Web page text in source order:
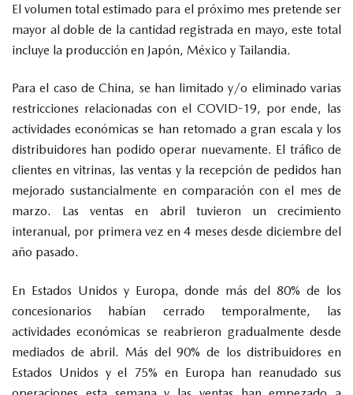
El volumen total estimado para el próximo mes pretende ser
mayor al doble de la cantidad registrada en mayo, este total
incluye la producción en Japón, México y Tailandia.
Para el caso de China, se han limitado y/o eliminado varias
restricciones relacionadas con el COVID-19, por ende, las
actividades económicas se han retomado a gran escala y los
distribuidores han podido operar nuevamente. El tráfico de
clientes en vitrinas, las ventas y la recepción de pedidos han
mejorado sustancialmente en comparación con el mes de
marzo. Las ventas en abril tuvieron un crecimiento
interanual, por primera vez en 4 meses desde diciembre del
año pasado.
En Estados Unidos y Europa, donde más del 80% de los
concesionarios habían cerrado temporalmente, las
actividades económicas se reabrieron gradualmente desde
mediados de abril. Más del 90% de los distribuidores en
Estados Unidos y el 75% en Europa han reanudado sus